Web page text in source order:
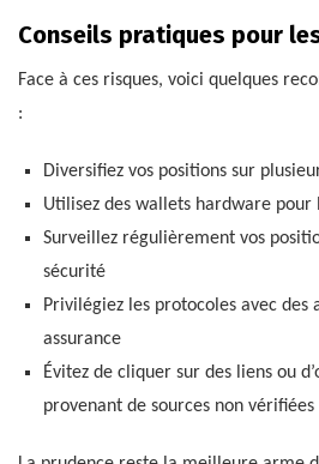
Conseils pratiques pour
Face à ces risques, voici quelques
:
Diversifiez vos positions sur
Utilisez des wallets hardware
Surveillez régulièrement vos
sécurité
Privilégiez les protocoles avec des
assurance
Évitez de cliquer sur des liens ou
provenant de sources non vérifiées